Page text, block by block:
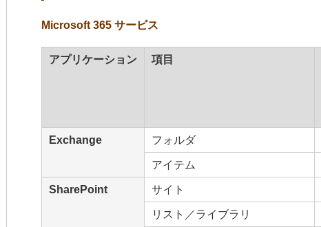
Microsoft 365 サービス
アプリケーション 項目
Exchange フォルダ
アイテム
SharePoint サイト
リスト／ライブラリ